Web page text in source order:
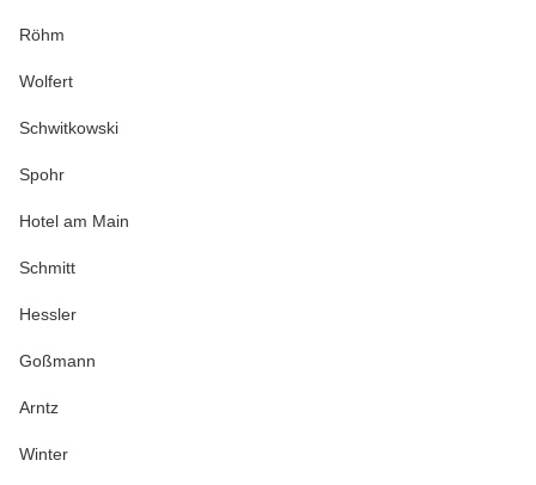
Röhm
Wolfert
Schwitkowski
Spohr
Hotel am Main
Schmitt
Hessler
Goßmann
Arntz
Winter